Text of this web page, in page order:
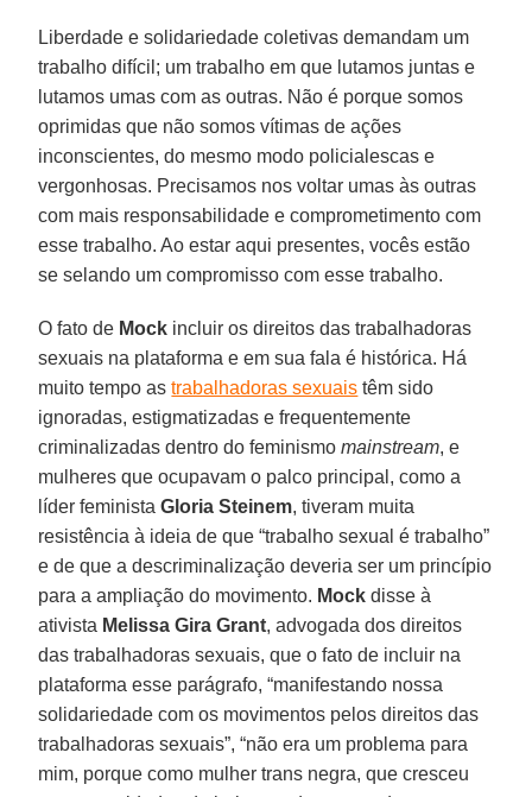
Liberdade e solidariedade coletivas demandam um
trabalho difícil; um trabalho em que lutamos juntas e
lutamos umas com as outras. Não é porque somos
oprimidas que não somos vítimas de ações
inconscientes, do mesmo modo policialescas e
vergonhosas. Precisamos nos voltar umas às outras
com mais responsabilidade e comprometimento com
esse trabalho. Ao estar aqui presentes, vocês estão
se selando um compromisso com esse trabalho.
O fato de Mock incluir os direitos das trabalhadoras
sexuais na plataforma e em sua fala é histórica. Há
muito tempo astrabalhadoras sexuais têm sido
ignoradas, estigmatizadas e frequentemente
criminalizadas dentro do feminismomainstream, e
mulheres que ocupavam o palco principal, como a
líder feministaGloria Steinem, tiveram muita
resistência à ideia de que “trabalho sexual é trabalho”
e de que a descriminalização deveria ser um princípio
para a ampliação do movimento. Mock disse à
ativista Melissa Gira Grant, advogada dos direitos
das trabalhadoras sexuais, que o fato de incluir na
plataforma esse parágrafo, “manifestando nossa
solidariedade com os movimentos pelos direitos das
trabalhadoras sexuais”, “não era um problema para
mim, porque como mulher trans negra, que cresceu